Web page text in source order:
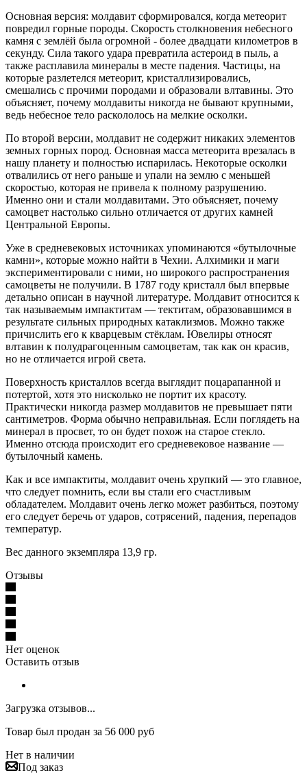
Основная версия: молдавит сформировался, когда метеорит
повредил горные породы. Скорость столкновения небесного
камня с землёй была огромной - более двадцати километров в
секунду. Сила такого удара превратила астероид в пыль, а
также расплавила минералы в месте падения. Частицы, на
которые разлетелся метеорит, кристаллизировались,
смешались с прочими породами и образовали влтавины. Это
объясняет, почему молдавиты никогда не бывают крупными,
ведь небесное тело раскололось на мелкие осколки.
По второй версии, молдавит не содержит никаких элементов
земных горных пород. Основная масса метеорита врезалась в
нашу планету и полностью испарилась. Некоторые осколки
отвалились от него раньше и упали на землю с меньшей
скоростью, которая не привела к полному разрушению.
Именно они и стали молдавитами. Это объясняет, почему
самоцвет настолько сильно отличается от других камней
Центральной Европы.
Уже в средневековых источниках упоминаются «бутылочные
камни», которые можно найти в Чехии. Алхимики и маги
экспериментировали с ними, но широкого распространения
самоцветы не получили. В 1787 году кристалл был впервые
детально описан в научной литературе. Молдавит относится к
так называемым импактитам — тектитам, образовавшимся в
результате сильных природных катаклизмов. Можно также
причислить его к кварцевым стёклам. Ювелиры относят
влтавин к полудрагоценным самоцветам, так как он красив,
но не отличается игрой света.
Поверхность кристаллов всегда выглядит поцарапанной и
потертой, хотя это нисколько не портит их красоту.
Практически никогда размер молдавитов не превышает пяти
сантиметров. Форма обычно неправильная. Если поглядеть на
минерал в просвет, то он будет похож на старое стекло.
Именно отсюда происходит его средневековое название —
бутылочный камень.
Как и все импактиты, молдавит очень хрупкий — это главное,
что следует помнить, если вы стали его счастливым
обладателем. Молдавит очень легко может разбиться, поэтому
его следует беречь от ударов, сотрясений, падения, перепадов
температур.
Вес данного экземпляра 13,9 гр.
Отзывы
Нет оценок
Оставить отзыв
Загрузка отзывов...
Товар был продан за 56 000 руб
Нет в наличии
Под заказ